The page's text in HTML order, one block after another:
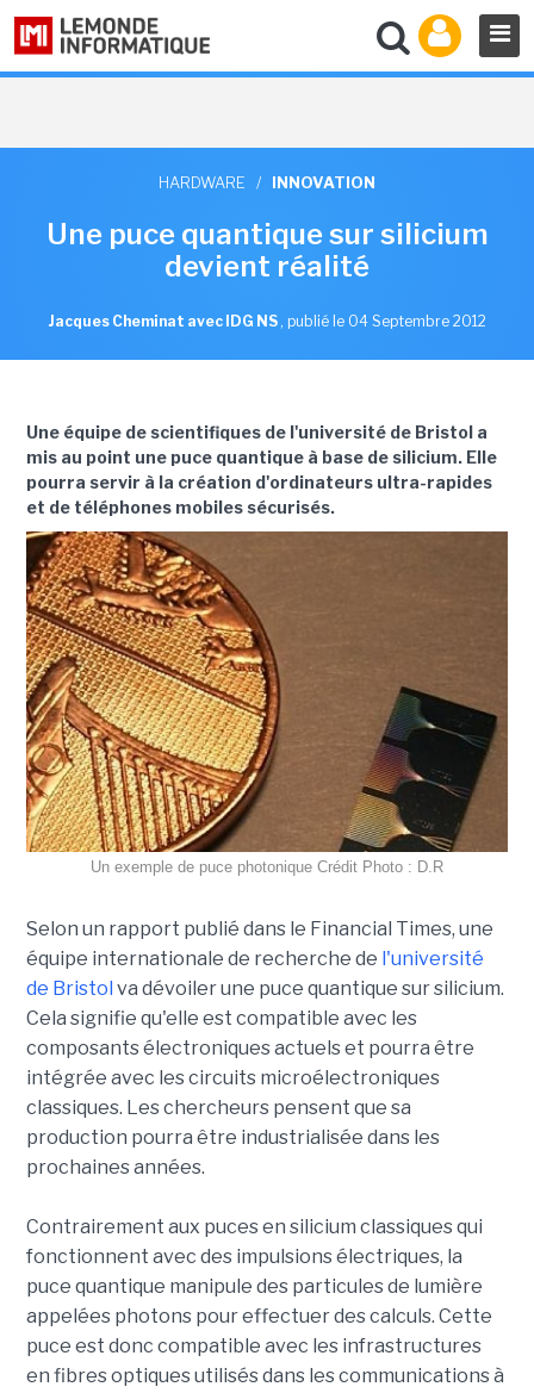
HARDWARE / INNOVATION
Une puce quantique sur silicium
devient réalité
Jacques Cheminat avec IDG NS , publié le 04 Septembre 2012
Une équipe de scientifiques de l'université de Bristol a
mis au point une puce quantique à base de silicium. Elle
pourra servir à la création d'ordinateurs ultra-rapides
et de téléphones mobiles sécurisés.
Un exemple de puce photonique Crédit Photo : D.R
Selon un rapport publié dans le Financial Times, une
équipe internationale de recherche de l'université
de Bristol va dévoiler une puce quantique sur silicium.
Cela signifie qu'elle est compatible avec les
composants électroniques actuels et pourra être
intégrée avec les circuits microélectroniques
classiques. Les chercheurs pensent que sa
production pourra être industrialisée dans les
prochaines années.
Contrairement aux puces en silicium classiques qui
fonctionnent avec des impulsions électriques, la
puce quantique manipule des particules de lumière
appelées photons pour effectuer des calculs. Cette
puce est donc compatible avec les infrastructures
en fibres optiques utilisés dans les communications à